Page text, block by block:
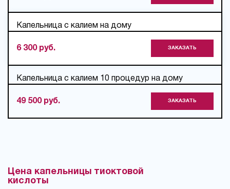
Капельница с калием на дому
6 300 руб. ЗАКАЗАТЬ
Капельница с калием 10 процедур на дому
49 500 руб. ЗАКАЗАТЬ
Цена капельницы тиоктовой
кислоты